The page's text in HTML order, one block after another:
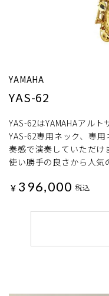
YAMAHA
YAS-62
YAS-62はYAMAHAアル
YAS-62専用ネック、専
奏感で演奏していただけ
使い勝手の良さから人気
¥ 396,000 税込